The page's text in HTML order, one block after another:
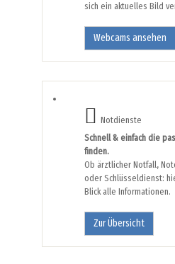
sich ein aktuelles Bild
Webcams ansehen
Notdienste
Schnell & einfach die
finden.
Ob ärztlicher Notfall,
oder Schlüsseldienst:
Blick alle Informationen.
Zur Übersicht